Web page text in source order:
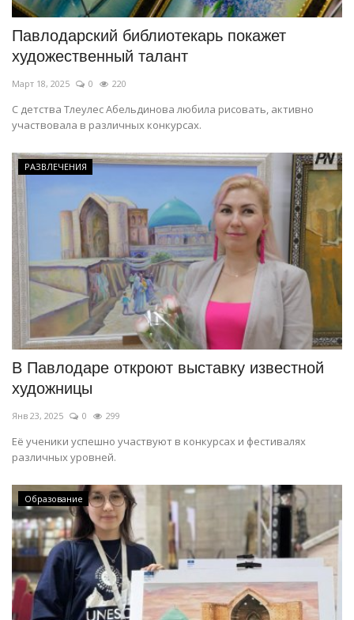
Павлодарский библиотекарь покажет
художественный талант
Март 18, 2025 0 220
С детства Тлеулес Абельдинова любила рисовать, активно
участвовала в различных конкурсах.
РАЗВЛЕЧЕНИЯ
В Павлодаре откроют выставку известной
художницы
Янв 23, 2025 0 299
Её ученики успешно участвуют в конкурсах и фестивалях
различных уровней.
Образование